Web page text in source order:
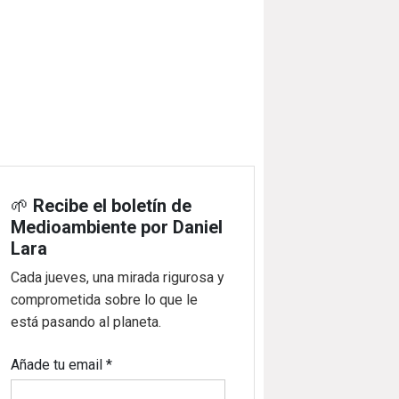
🌱 Recibe el boletín de
Medioambiente por Daniel
Lara
Cada jueves, una mirada rigurosa y
comprometida sobre lo que le
está pasando al planeta.
Añade tu email*